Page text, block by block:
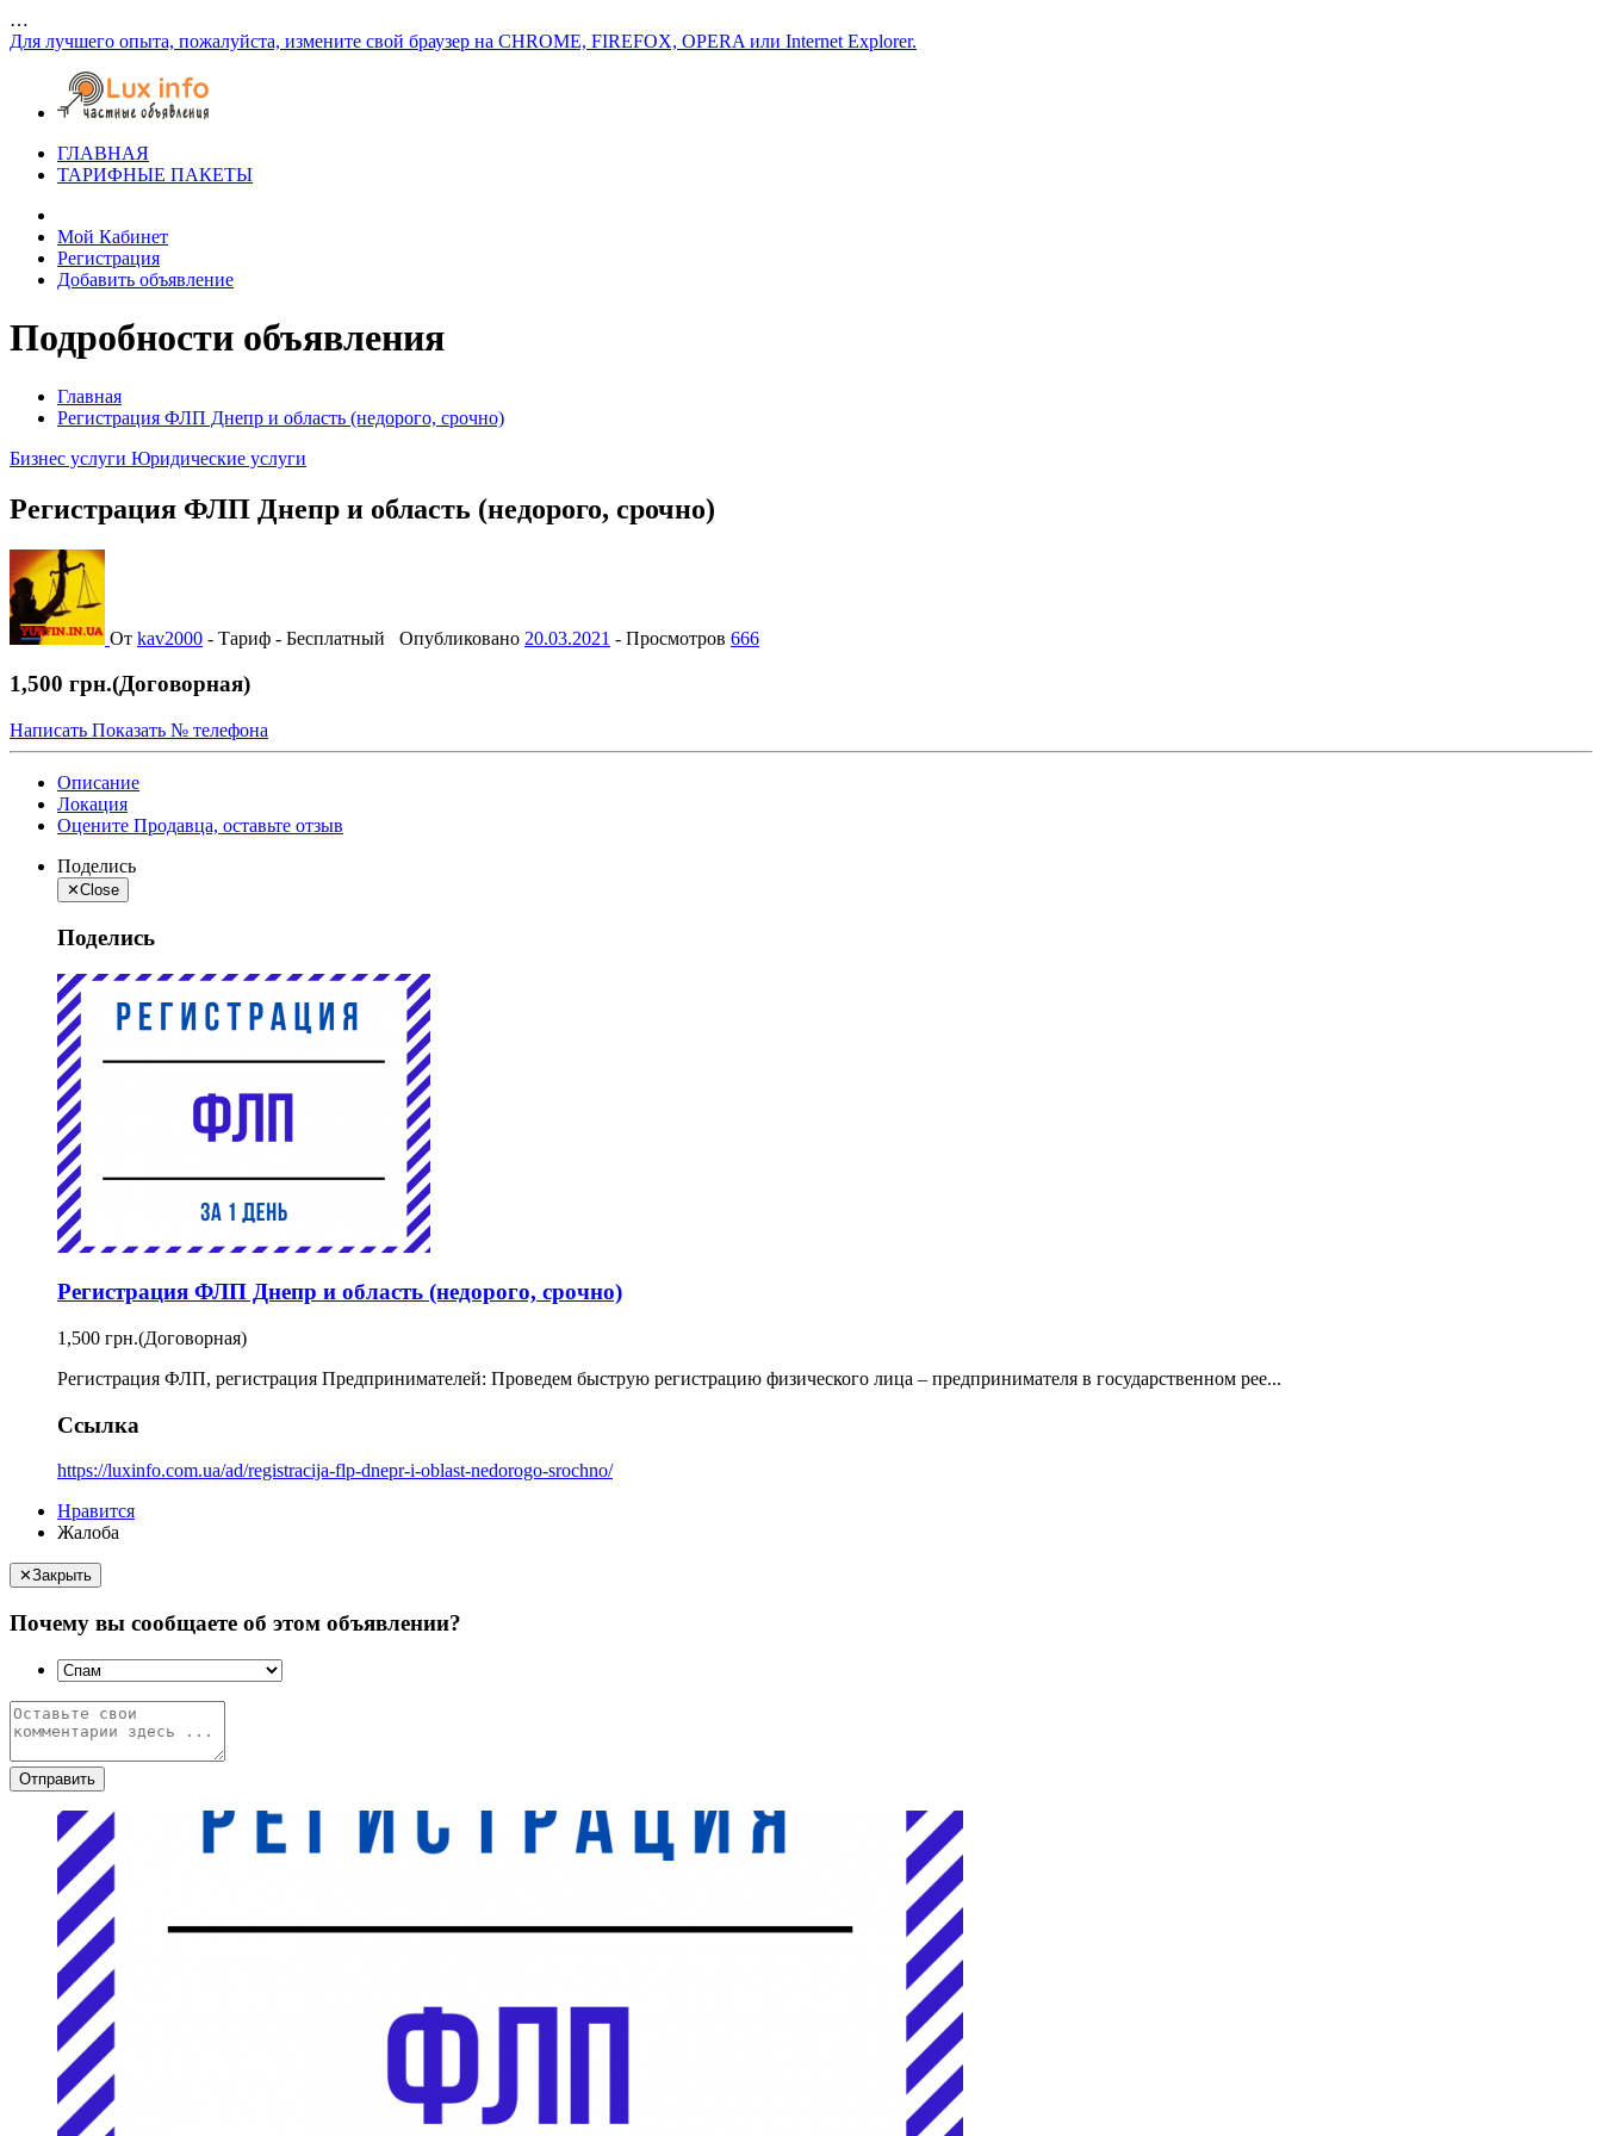
…
Для лучшего опыта, пожалуйста, измените свой браузер на CHROME, FIREFOX, OPERA или Internet Explorer.
ГЛАВНАЯ
ТАРИФНЫЕ ПАКЕТЫ
Мой Кабинет
Регистрация
Добавить объявление
Подробности объявления
Главная
Регистрация ФЛП Днепр и область (недорого, срочно)
Бизнес услуги Юридические услуги
Регистрация ФЛП Днепр и область (недорого, срочно)
От kav2000 - Тариф - Бесплатный Опубликовано 20.03.2021 - Просмотров 666
1,500 грн.(Договорная)
Написать Показать № телефона
Описание
Локация
Оцените Продавца, оставьте отзыв
Поделись
✕Close
Поделись
Регистрация ФЛП Днепр и область (недорого, срочно)
1,500 грн.(Договорная)
Регистрация ФЛП, регистрация Предпринимателей: Проведем быструю регистрацию физического лица – предпринимателя в государственном рее...
Ссылка
https://luxinfo.com.ua/ad/registracija-flp-dnepr-i-oblast-nedorogo-srochno/
Нравится
Жалоба
✕Закрыть
Почему вы сообщаете об этом объявлении?
Отправить